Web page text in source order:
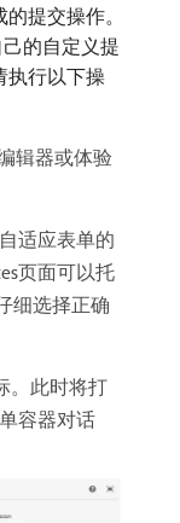
提交操作。
的自定义提
执行以下操
辑器或体验
适应表单的​
页面可以托
细选择正确
。此时将打
容器对话